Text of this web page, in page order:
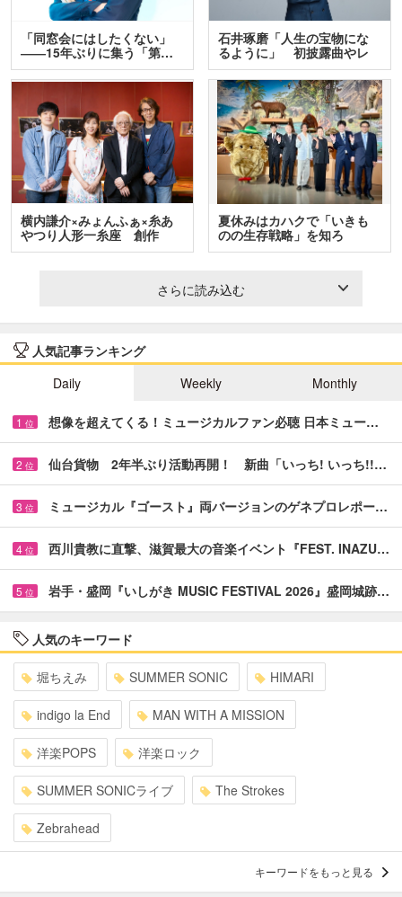
「同窓会にはしたくない」
――15年ぶりに集う「第…
石井琢磨「人生の宝物にな
るように」 初披露曲やレ
ア…
横内謙介×みょんふぁ×糸あ
やつり人形一糸座 創作
人…
夏休みはカハクで「いきも
のの生存戦略」を知ろ
う！ …
さらに読み込む
人気記事ランキング
Daily
Weekly Monthly
1 位 想像を超えてくる！ミュージカルファン必聴 日本ミュー…
2 位 仙台貨物 2年半ぶり活動再開！ 新曲「いっち! いっち!!…
3 位 ミュージカル『ゴースト』両バージョンのゲネプロレポー…
4 位 西川貴教に直撃、滋賀最大の音楽イベント『FEST. INAZU…
5 位 岩手・盛岡『いしがき MUSIC FESTIVAL 2026』盛岡城跡…
人気のキーワード
堀ちえみ SUMMER SONIC HIMARI
indigo la End MAN WITH A MISSION
洋楽POPS 洋楽ロック
SUMMER SONICライブ The Strokes
Zebrahead
キーワードをもっと見る